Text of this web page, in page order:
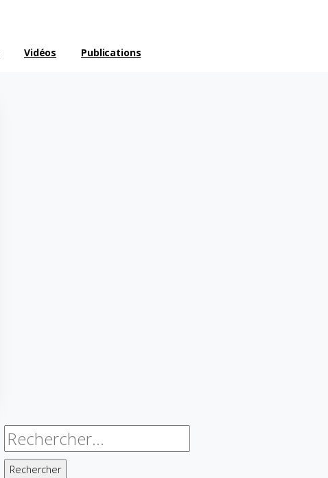
Vidéos Publications
Rechercher :